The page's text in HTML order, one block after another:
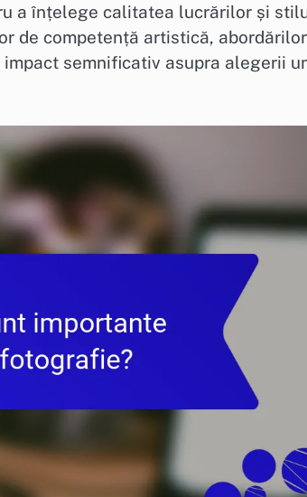
a înțelege calitatea lucrărilor și
de competență artistică, abordărilor
semnificativ asupra alegerii